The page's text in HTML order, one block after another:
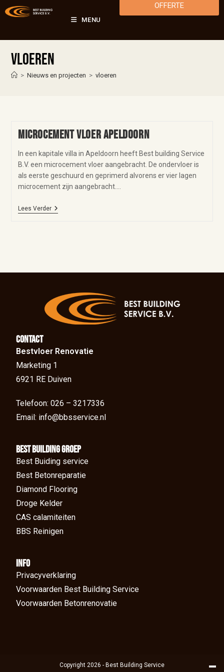
MENU
OFFERTE
vloeren
> Nieuws en projecten > vloeren
Microcement vloer Apeldoorn
In een kapitale villa in Apeldoorn heeft Best building Service
B.V. een microcement vloer aangebracht. De ondervloer is
als eerste geschuurd en geprimerd alvorens er vier lagen
microcement zijn aangebracht.…
Lees Verder
Contact
Bestvloer Renovatie
Marketing 1
6921 RE Duiven
Telefoon: 026 – 3217336
Email: info@bbsservice.nl
BEst Building groep
Best Buiding service
Best Betonreparatie
Diamond Flooring
Droge Kelder
CAS calamiteiten
BBS Reinigen
Info
Privacyverklaring
Voorwaarden Best Building Service
Voorwaarden Betonrenovatie
Copyright 2026 - Best Building Service